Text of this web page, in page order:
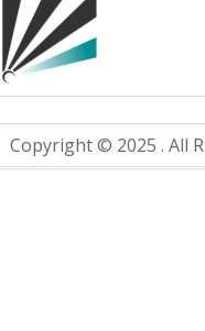
Copyright © 2025 . All